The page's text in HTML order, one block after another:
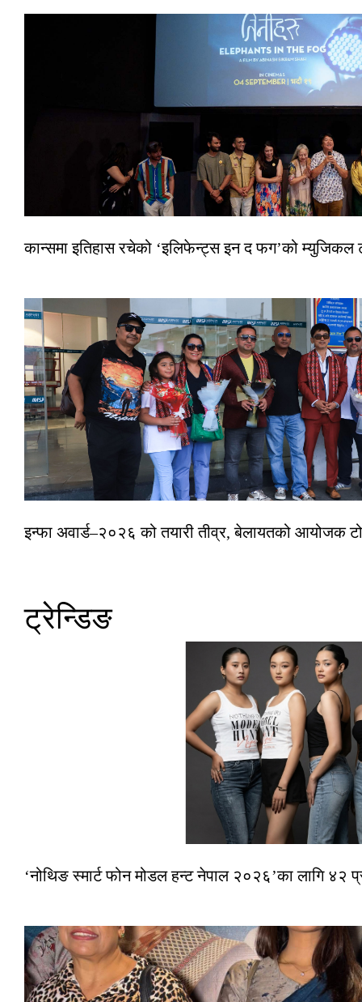
कान्समा इतिहास रचेको ‘इलिफेन्ट्स इन द फग’को म्युजिकल
इन्फा अवार्ड–२०२६ को तयारी तीव्र, बेलायतको आयोजक
ट्रेन्डिङ
‘नोथिङ स्मार्ट फोन मोडल हन्ट नेपाल २०२६’का लागि ४२